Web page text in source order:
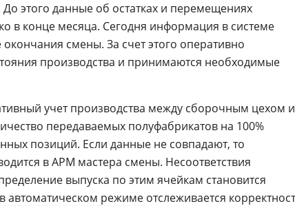
этого данные об остатках и перемещениях
в конце месяца. Сегодня информация в системе
смены. За счет этого оперативно
производства и принимаются необходимые
учет производства между сборочным цехом и
передаваемых полуфабрикатов на 100%
позиций. Если данные не совпадают, то
в АРМ мастера смены. Несоответствия
выпуска по этим ячейкам становится
в автоматическом режиме отслеживается